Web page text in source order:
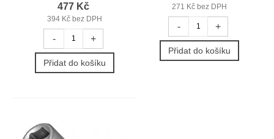
477 Kč
394 Kč bez DPH
- +
Přidat do košíku
271 Kč bez DPH
- +
Přidat do košíku